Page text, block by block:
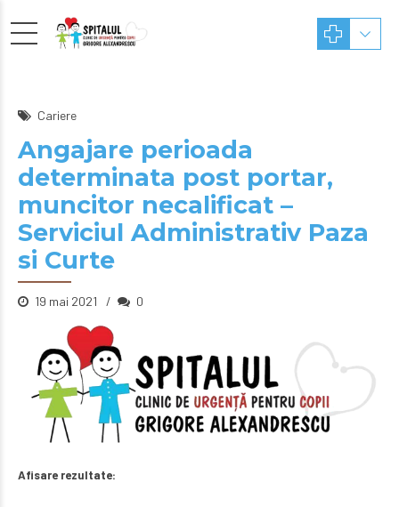
Cariere
Angajare perioada
determinata post portar,
muncitor necalificat –
Serviciul Administrativ Paza
si Curte
19 mai 2021 0
Afisare rezultate: